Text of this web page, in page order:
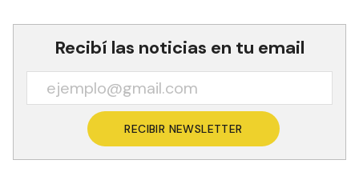
Recibí las noticias en tu email
RECIBIR NEWSLETTER